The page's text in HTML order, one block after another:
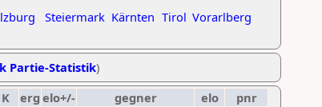
Steiermark Kärnten Tirol Vorarlberg
Partie-Statistik)
K erg elo+/- gegner elo
pnr